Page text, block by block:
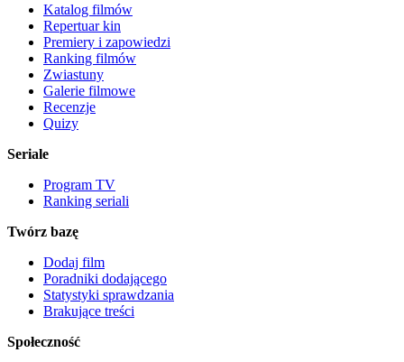
Katalog filmów
Repertuar kin
Premiery i zapowiedzi
Ranking filmów
Zwiastuny
Galerie filmowe
Recenzje
Quizy
Seriale
Program TV
Ranking seriali
Twórz bazę
Dodaj film
Poradniki dodającego
Statystyki sprawdzania
Brakujące treści
Społeczność